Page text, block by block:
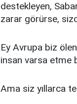
destekleyen,
zarar görürse,
Ey Avrupa biz
insan varsa etme
Ama siz yıllarca